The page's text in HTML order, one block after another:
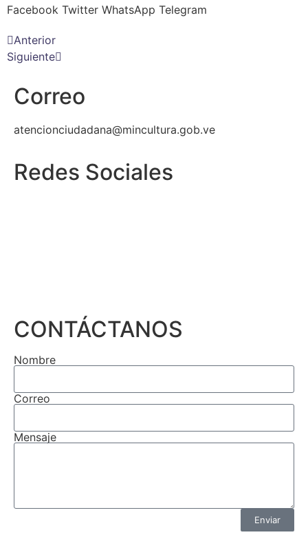
Facebook Twitter WhatsApp Telegram
Anterior
Siguiente
Correo
atencionciudadana@mincultura.gob.ve
Redes Sociales
CONTÁCTANOS
Nombre
Correo
Mensaje
Enviar